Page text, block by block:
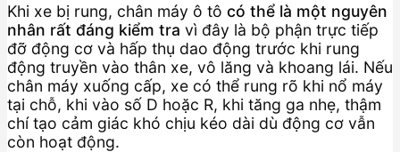
Khi xe bị rung, chân máy ô tô có thể là một nguyên
nhân rất đáng kiểm tra vì đây là bộ phận trực tiếp
đỡ động cơ và hấp thụ dao động trước khi rung
động truyền vào thân xe, vô lăng và khoang lái. Nếu
chân máy xuống cấp, xe có thể rung rõ khi nổ máy
tại chỗ, khi vào số D hoặc R, khi tăng ga nhẹ, thậm
chí tạo cảm giác khó chịu kéo dài dù động cơ vẫn
còn hoạt động.